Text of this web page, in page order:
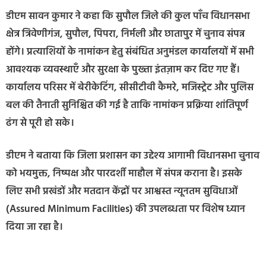
डीएम सावन कुमार ने कहा कि सुपौल जिले की कुल पाँच विधानसभा
क्षेत्र त्रिवेणीगंज, सुपौल, पिपरा, निर्मली और छातापुर में चुनाव संपन्न
होंगे। प्रत्याशियों के नामांकन हेतु संबंधित अनुमंडल कार्यालयों में सभी
आवश्यक व्यवस्थाएँ और सुरक्षा के पुख्ता इंतज़ाम कर दिए गए हैं।
कार्यालय परिसर में बेरीकेटिंग, सीसीटीवी कैमरे, मजिस्ट्रेट और पुलिस
बल की तैनाती सुनिश्चित की गई है ताकि नामांकन प्रक्रिया शांतिपूर्ण
ढंग से पूरी हो सके।
डीएम ने बताया कि जिला प्रशासन का उद्देश्य आगामी विधानसभा चुनाव
को भयमुक्त, निष्पक्ष और पारदर्शी माहौल में संपन्न कराना है। इसके
लिए सभी प्रखंडों और मतदान केंद्रों पर आश्वस्त न्यूनतम सुविधाओं
(Assured Minimum Facilities) की उपलब्धता पर विशेष ध्यान
दिया जा रहा है।